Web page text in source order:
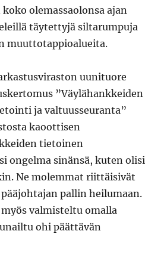
olemassaolonsa ajan
täytettyjä siltarumpuja
muuttotappioalueita.
uunituore
”Väylähankkeiden
ja valtuusseuranta”
kaoottisen
tietoinen
ongelma sinänsä, kuten olisi
Ne molemmat riittäisivät
pallin heilumaan.
valmisteltu omalla
ohi päättävän